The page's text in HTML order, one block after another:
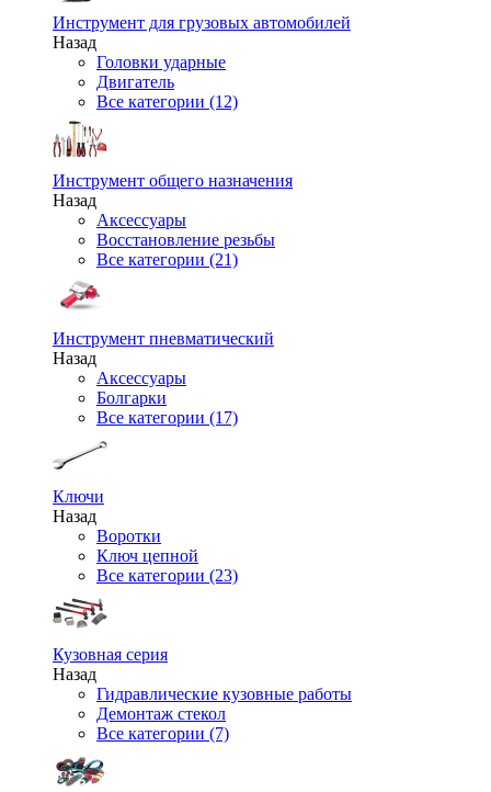
Инструмент для грузовых автомобилей
Назад
Головки ударные
Двигатель
Все категории (12)
Инструмент общего назначения
Назад
Аксессуары
Восстановление резьбы
Все категории (21)
Инструмент пневматический
Назад
Аксессуары
Болгарки
Все категории (17)
Ключи
Назад
Воротки
Ключ цепной
Все категории (23)
Кузовная серия
Назад
Гидравлические кузовные работы
Демонтаж стекол
Все категории (7)